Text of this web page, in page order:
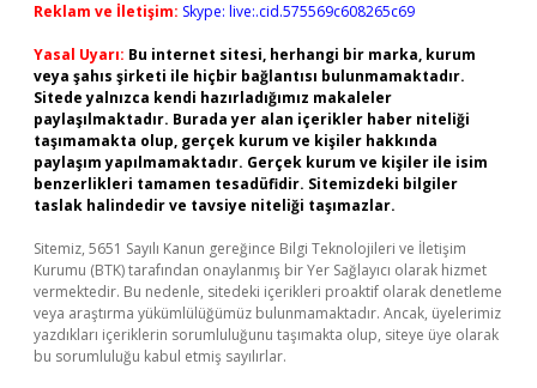
Reklam ve İletişim: Skype: live:.cid.575569c608265c69
Yasal Uyarı: Bu internet sitesi, herhangi bir marka, kurum
veya şahıs şirketi ile hiçbir bağlantısı bulunmamaktadır.
Sitede yalnızca kendi hazırladığımız makaleler
paylaşılmaktadır. Burada yer alan içerikler haber niteliği
taşımamakta olup, gerçek kurum ve kişiler hakkında
paylaşım yapılmamaktadır. Gerçek kurum ve kişiler ile isim
benzerlikleri tamamen tesadüfidir. Sitemizdeki bilgiler
taslak halindedir ve tavsiye niteliği taşımazlar.
Sitemiz, 5651 Sayılı Kanun gereğince Bilgi Teknolojileri ve İletişim
Kurumu (BTK) tarafından onaylanmış bir Yer Sağlayıcı olarak hizmet
vermektedir. Bu nedenle, sitedeki içerikleri proaktif olarak denetleme
veya araştırma yükümlülüğümüz bulunmamaktadır. Ancak, üyelerimiz
yazdıkları içeriklerin sorumluluğunu taşımakta olup, siteye üye olarak
bu sorumluluğu kabul etmiş sayılırlar.